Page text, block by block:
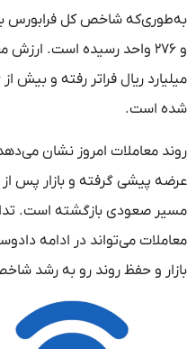
شده است.
روند معاملات امروز نشان
عرضه پیشی گرفته و بازار پس از
مسیر صعودی بازگشته است.
معاملات می‌تواند در ادامه
بازار و حفظ روند رو به رشد